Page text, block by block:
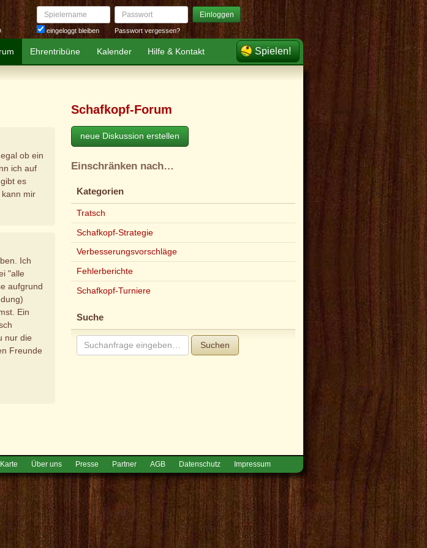
Spielername
eingeloggt bleiben
Passwort Einloggen
Passwort vergessen?
Ehrentribüne Kalender Hilfe & Kontakt Spielen!
ob ein
ich auf
es
kann mir
Ich
"alle
aufgrund
Ein
nur die
Freunde
Schafkopf-Forum
neue Diskussion erstellen
Einschränken nach…
Kategorien
Tratsch
Schafkopf-Strategie
Verbesserungsvorschläge
Fehlerberichte
Schafkopf-Turniere
Suche
Suchen
Karte Über uns Presse Partner AGB Datenschutz Impressum